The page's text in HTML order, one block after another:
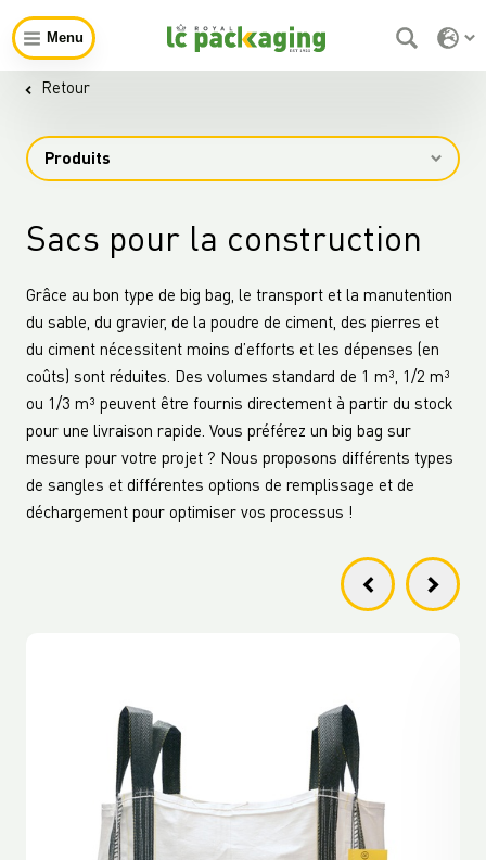
Menu
Retour
Produits
Sacs pour la construction
Grâce au bon type de big bag, le transport et la manutention
du sable, du gravier, de la poudre de ciment, des pierres et
du ciment nécessitent moins d’efforts et les dépenses (en
coûts) sont réduites. Des volumes standard de 1 m³, 1/2 m³
ou 1/3 m³ peuvent être fournis directement à partir du stock
pour une livraison rapide. Vous préférez un big bag sur
mesure pour votre projet ? Nous proposons différents types
de sangles et différentes options de remplissage et de
déchargement pour optimiser vos processus !